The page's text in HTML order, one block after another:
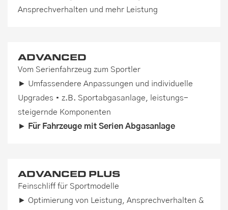
Ansprechverhalten und mehr Leistung
ADVANCED
Vom Serienfahrzeug zum Sportler
► Umfassendere Anpassungen und individuelle
Upgrades • z.B. Sport­abgasanlage, leistungs­
steigernde Komponenten
►
Für Fahrzeuge mit Serien Abgasanlage
ADVANCED PLUS
Feinschliff für Sportmodelle
► Optimierung von Leistung, Ansprechverhalten &